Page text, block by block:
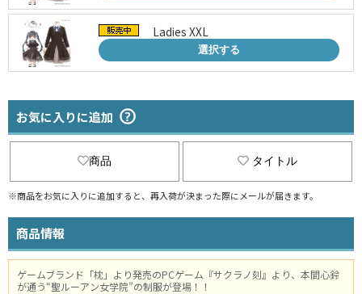
Ladies XXL
選択する
お気に入りに追加
商品 タイトル
※商品をお気に入りに追加すると、再入荷が決まった際にメールが届きます。
商品情報
ゲームブランド「枕」より発売のPCゲーム『サクラノ刻』より、本間心鈴
が通う“聖ルーアン女学院”の制服が登場！！